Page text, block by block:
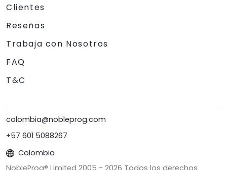
Clientes
Reseñas
Trabaja con Nosotros
FAQ
T&C
colombia@nobleprog.com
+57 601 5088267
Colombia